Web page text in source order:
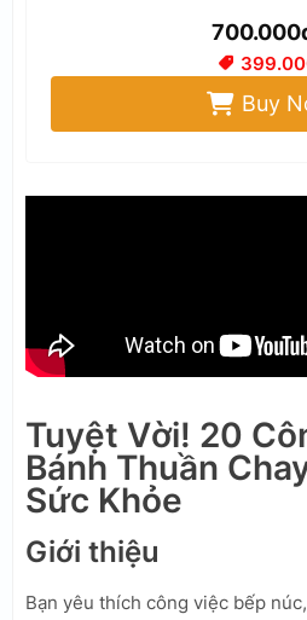
Buy
Tuyệt Vời! 20
Bánh Thuần
Sức Khỏe
Giới thiệu
Bạn yêu thích công việc bếp